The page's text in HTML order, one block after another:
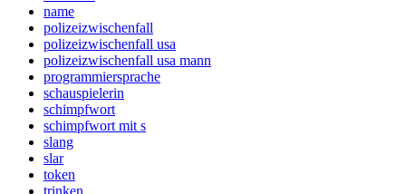
name
polizeizwischenfall
polizeizwischenfall usa
polizeizwischenfall usa mann
programmiersprache
schauspielerin
schimpfwort
schimpfwort mit s
slang
slar
token